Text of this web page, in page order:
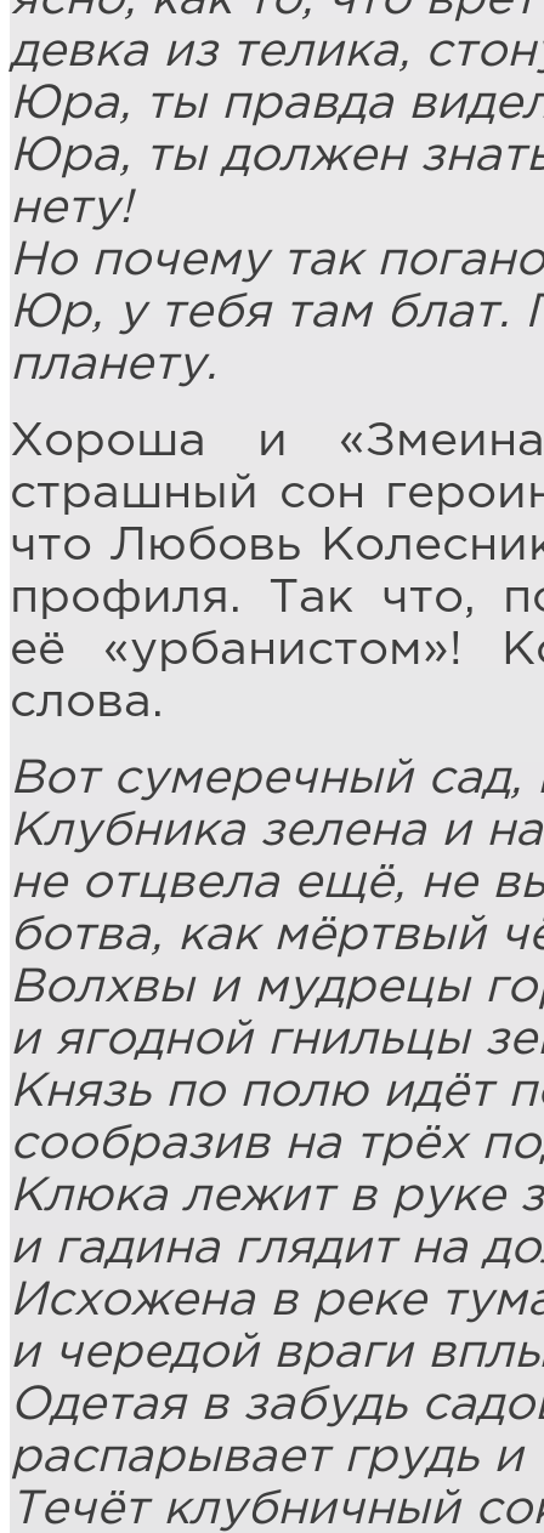
девка из телика,
Юра, ты правда
Юра, ты должен
нету!
Но почему так
Юр, у тебя там блат.
планету.
Хороша и
страшный сон
что Любовь
профиля. Так что,
её «урбанистом»!
слова.
Вот сумеречный сад,
Клубника зелена и
не отцвела ещё, не
ботва, как мёртвый
Волхвы и мудрецы
и ягодной гнильцы
Князь по полю идёт
сообразив на трёх
Клюка лежит в руке
и гадина глядит на
Исхожена в реке
и чередой враги
Одетая в забудь
распарывает грудь
Течёт клубничный